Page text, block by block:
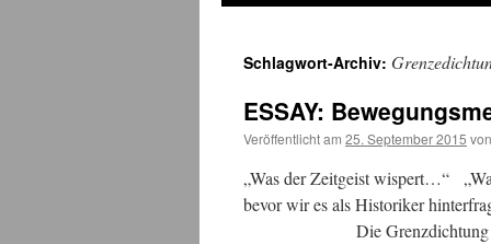
Schlagwort-Archiv:
ESSAY:
Veröffentlicht am 25. September 2015 von
„Was der Zeitgeist wispert…“
bevor wir es als Historiker
Die Grenzdichtung